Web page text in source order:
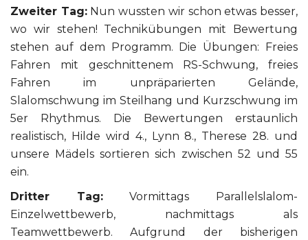
Zweiter Tag:Nun wussten wir schon etwas besser,
wo wir stehen! Technikübungen mit Bewertung
stehen auf dem Programm. Die Übungen: Freies
Fahren mit geschnittenem RS-Schwung, freies
Fahren im unpräparierten Gelände,
Slalomschwung im Steilhang und Kurzschwung im
5er Rhythmus. Die Bewertungen erstaunlich
realistisch, Hilde wird 4., Lynn 8., Therese 28. und
unsere Mädels sortieren sich zwischen 52 und 55
ein.
Dritter Tag:Vormittags Parallelslalom-
Einzelwettbewerb, nachmittags als
Teamwettbewerb. Aufgrund der bisherigen